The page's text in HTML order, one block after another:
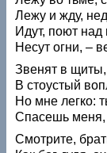
Лежу и жду,
Идут, поют
Несут огни, –
Звенят в
В стоустый
Но мне легко:
Спасешь меня,
Смотрите,